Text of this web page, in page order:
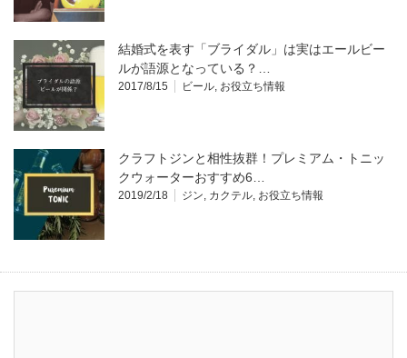
結婚式を表す「ブライダル」は実はエールビー
ルが語源となっている？…
2017/8/15 ビール お役立ち情報
クラフトジンと相性抜群！プレミアム・トニッ
クウォーターおすすめ6…
2019/2/18 ジン カクテル お役立ち情報